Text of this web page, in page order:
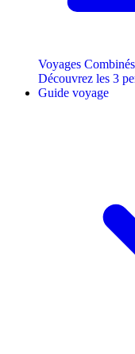
Voyages
Découvrez les 3
Guide voyage